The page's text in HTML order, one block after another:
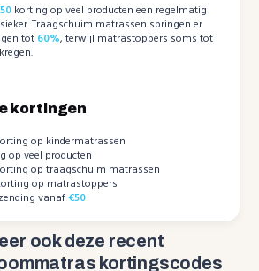
korting op veel producten een regelmatig
Traagschuim matrassen springen er
tot 60%, terwijl matrastoppers soms tot
kortingen
op kindermatrassen
op veel producten
op traagschuim matrassen
op matrastoppers
vanaf€50
ook deze recent
kortingscodes